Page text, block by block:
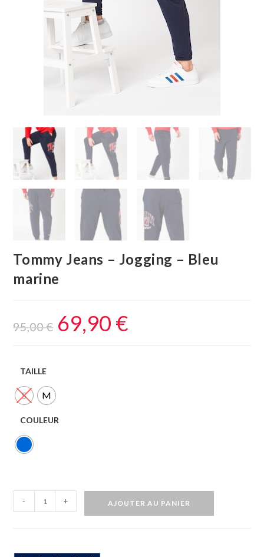
Tommy Jeans – Jogging – Bleu
marine
95,00€ 69,90 €
TAILLE
S M
COULEUR
- + AJOUTER AU PANIER